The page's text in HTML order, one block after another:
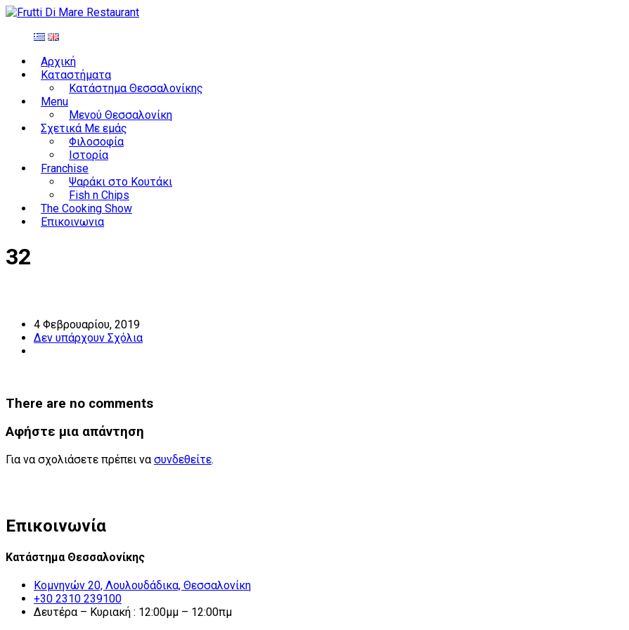
Αρχική
Καταστήματα
Κατάστημα Θεσσαλονίκης
Menu
Μενού Θεσσαλονίκη
Σχετικά Με εμάς
Φιλοσοφία
Ιστορία
Franchise
Ψαράκι στο Κουτάκι
Fish n Chips
The Cooking Show
Επικοινωνια
32
4 Φεβρουαρίου, 2019
Δεν υπάρχουν Σχόλια
There are no comments
Αφήστε μια απάντηση
Για να σχολιάσετε πρέπει νασυνδεθείτε.
Επικοινωνία
Κατάστημα Θεσσαλονίκης
Κομνηνών 20, Λουλουδάδικα, Θεσσαλονίκη
+30 2310 239100
Δευτέρα – Κυριακή : 12:00μμ – 12:00πμ